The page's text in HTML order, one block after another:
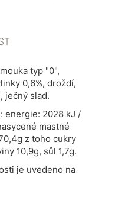
typ "0",
0,6%, droždí,
ječný slad.
energie: 2028 kJ /
mastné
z toho cukry
10,9g, sůl 1,7g.
je uvedeno na